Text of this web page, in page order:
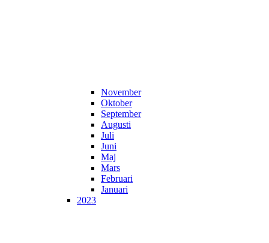
November
Oktober
September
Augusti
Juli
Juni
Maj
Mars
Februari
Januari
2023